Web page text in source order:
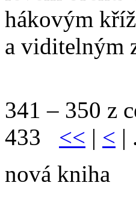
hákovým
a viditelným
341 – 350 z
433 << | < |
nová kniha